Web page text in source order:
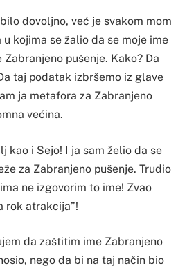
dovoljno, već je svakom mom
kojima se žalio da se moje ime
pušenje. Kako? Da
taj podatak izbršemo iz glave
ja metafora za Zabranjeno
većina.
kao i Sejo! I ja sam želio da se
za Zabranjeno pušenje. Trudio
ne izgovorim to ime! Zvao
rok atrakcija”!
da zaštitim ime Zabranjeno
nego da bi na taj način bio